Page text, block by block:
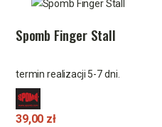
Spomb Finger Stall
termin realizacji 5-7 dni.
39,00 zł